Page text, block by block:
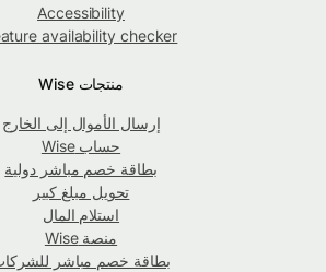
Accessibility
Feature availability checker
منتجات Wise
إرسال الأموال إلى الخارج
حساب Wise
بطاقة خصم مباشر دولية
تحويل مبلغ كبير
استلام المال
منصة Wise
بطاقة خصم مباشر للشركات